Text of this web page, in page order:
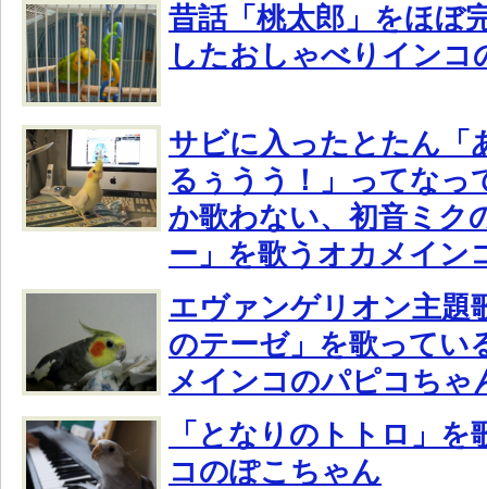
昔話「桃太郎」をほぼ
したおしゃべりインコ
サビに入ったとたん「
るぅうう！」ってなっ
か歌わない、初音ミク
ー」を歌うオカメイン
エヴァンゲリオン主題
のテーゼ」を歌ってい
メインコのパピコちゃ
「となりのトトロ」
コのぽこちゃん